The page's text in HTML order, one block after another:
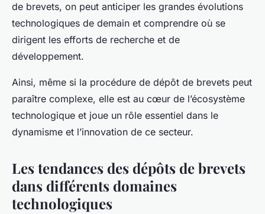
de brevets, on peut anticiper les grandes évolutions
technologiques de demain et comprendre où se
dirigent les efforts de recherche et de
développement.
Ainsi, même si la procédure de dépôt de brevets peut
paraître complexe, elle est au cœur de l’écosystème
technologique et joue un rôle essentiel dans le
dynamisme et l’innovation de ce secteur.
Les tendances des dépôts de brevets
dans différents domaines
technologiques